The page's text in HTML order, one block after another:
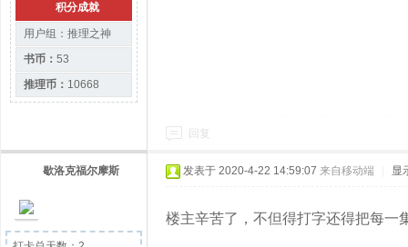
积分成就
用户组： 推理之神
书币： 53
推理币： 10668
回复
歇洛克福尔摩斯 发表于 2020-4-22 14:59:07 来自移动端 显
楼主辛苦了，不但得打字还得把每一